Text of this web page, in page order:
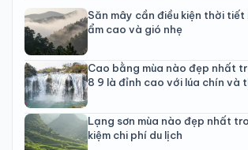
Săn mây cần điều kiện thời
ẩm cao và gió nhẹ
Cao bằng mùa nào đẹp nhất
8 9 là đỉnh cao với lúa chín và
Lạng sơn mùa nào đẹp nhất
kiệm chi phí du lịch